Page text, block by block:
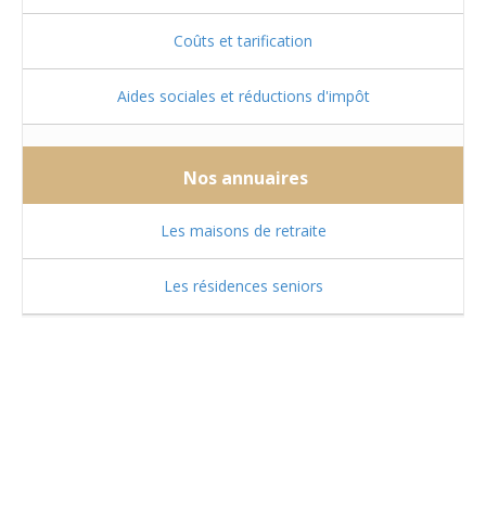
Coûts et tarification
Aides sociales et réductions d'impôt
Nos annuaires
Les maisons de retraite
Les résidences seniors